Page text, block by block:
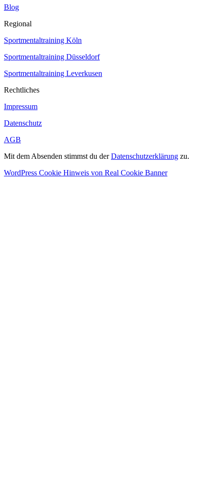
Blog
Regional
Sportmentaltraining Köln
Sportmentaltraining Düsseldorf
Sportmentaltraining Leverkusen
Rechtliches
Impressum
Datenschutz
AGB
Mit dem Absenden stimmst du derDatenschutzerklärung zu.
WordPress Cookie Hinweis von Real Cookie Banner